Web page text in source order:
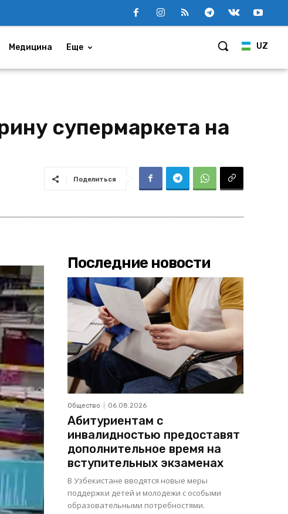
UZ
Медицина Еще
супермаркета на
Поделиться
Последние новости
Общество 06.08.2026
Абитуриентам с
инвалидностью предоставят
дополнительное время на
вступительных экзаменах
В Узбекистане вводятся новые меры
поддержки детей и молодежи с особыми
образовательными потребностями.